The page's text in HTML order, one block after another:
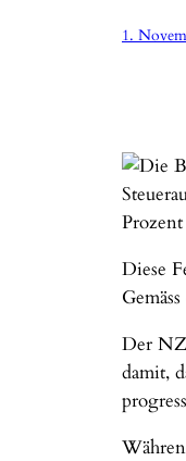
1.
Diese
Der
damit,